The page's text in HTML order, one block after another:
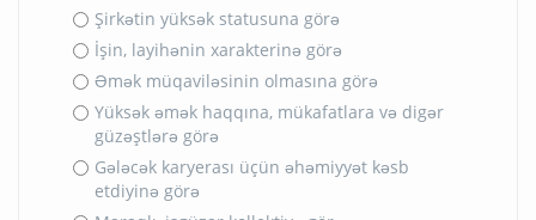
Şirkətin yüksək statusuna görə
İşin, layihənin xarakterinə görə
Əmək müqaviləsinin olmasına görə
Yüksək əmək haqqına, mükafatlara və digər
güzəştlərə görə
Gələcək karyerası üçün əhəmiyyət kəsb
etdiyinə görə